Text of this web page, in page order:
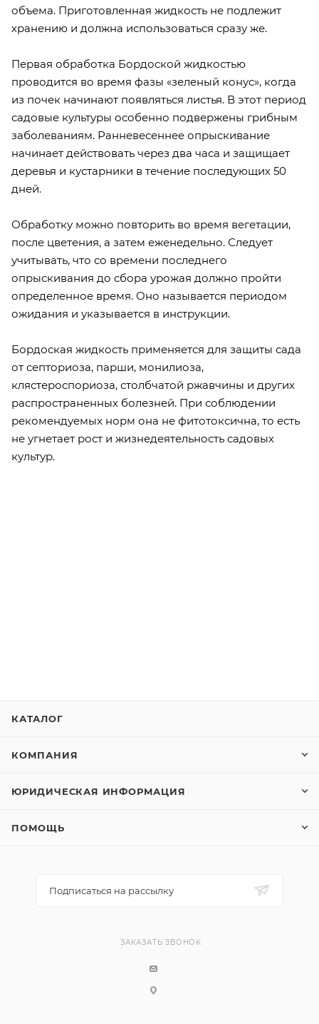
объема. Приготовленная жидкость не подлежит
хранению и должна использоваться сразу же.
Первая обработка Бордоской жидкостью
проводится во время фазы «зеленый конус», когда
из почек начинают появляться листья. В этот период
садовые культуры особенно подвержены грибным
заболеваниям. Ранневесеннее опрыскивание
начинает действовать через два часа и защищает
деревья и кустарники в течение последующих 50
дней.
Обработку можно повторить во время вегетации,
после цветения, а затем еженедельно. Следует
учитывать, что со времени последнего
опрыскивания до сбора урожая должно пройти
определенное время. Оно называется периодом
ожидания и указывается в инструкции.
Бордоская жидкость применяется для защиты сада
от септориоза, парши, монилиоза,
клястероспориоза, столбчатой ржавчины и других
распространенных болезней. При соблюдении
рекомендуемых норм она не фитотоксична, то есть
не угнетает рост и жизнедеятельность садовых
культур.
КАТАЛОГ
КОМПАНИЯ
ЮРИДИЧЕСКАЯ ИНФОРМАЦИЯ
ПОМОЩЬ
Подписаться на рассылку
ЗАКАЗАТЬ ЗВОНОК